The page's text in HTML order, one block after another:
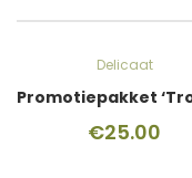
Delicaat
€25.00